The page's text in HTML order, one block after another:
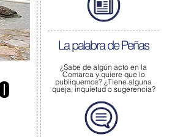
La palabra de Peñas
¿Sabe de algún acto en la
Comarca y quiere que lo
publiquemos? ¿Tiene alguna
queja, inquietud o sugerencia?